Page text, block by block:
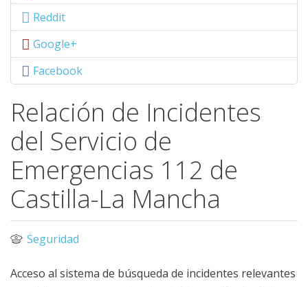
Reddit
Google+
Facebook
Relación de Incidentes
del Servicio de
Emergencias 112 de
Castilla-La Mancha
Seguridad
Acceso al sistema de búsqueda de incidentes relevantes